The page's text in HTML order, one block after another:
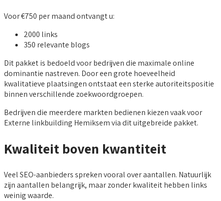
Voor €750 per maand ontvangt u:
2000 links
350 relevante blogs
Dit pakket is bedoeld voor bedrijven die maximale online
dominantie nastreven. Door een grote hoeveelheid
kwalitatieve plaatsingen ontstaat een sterke autoriteitspositie
binnen verschillende zoekwoordgroepen.
Bedrijven die meerdere markten bedienen kiezen vaak voor
Externe linkbuilding Hemiksem via dit uitgebreide pakket.
Kwaliteit boven kwantiteit
Veel SEO-aanbieders spreken vooral over aantallen. Natuurlijk
zijn aantallen belangrijk, maar zonder kwaliteit hebben links
weinig waarde.